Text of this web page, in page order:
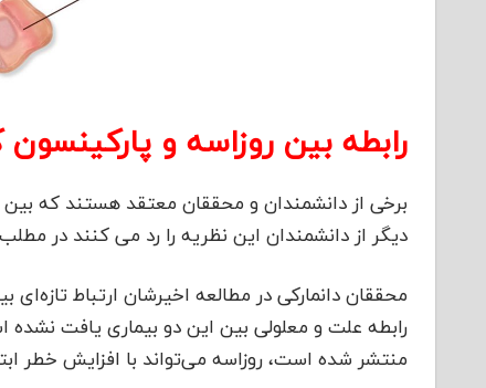
رابطه بین روزاسه و
برخی از دانشمندان و محققان معتقد هستند که بین
دیگر از دانشمندان این نظریه را رد می کنند در
محققان دانمارکی در مطالعه اخیرشان ارتباط
منتشر شده است، روزاسه می‌تواند با افزایش خطر